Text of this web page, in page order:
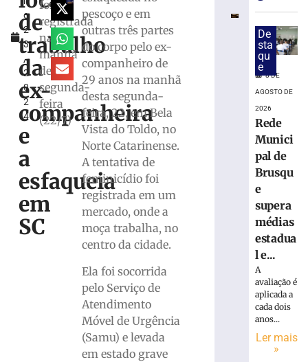
o
2
3
,
2
0
2
4
de
trabalho
da
ex-
companheira
e
a
esfaqueia
em
SC
foi
registrada
na
manhã
desta
segunda-
feira
(22/7)
pescoço e em
outras três partes
do corpo pelo ex-
companheiro de
29 anos na manhã
desta segunda-
feira, 22, em Bela
Vista do Toldo, no
Norte Catarinense.
A tentativa de
feminicídio foi
registrada em um
mercado, onde a
moça trabalha, no
centro da cidade.
Ela foi socorrida
pelo Serviço de
Atendimento
Móvel de Urgência
(Samu) e levada
em estado grave
exige
bancárias
após
carro
apresentar
problemas
agosto
mais
Homem
tropeça
calçada,
pista
De
sta
qu
e
8 DE
AGOSTO DE
2026
Rede
Munici
pal de
Brusqu
e
supera
médias
estadua
l e...
A
avaliação é
aplicada a
cada dois
anos...
Ler mais
»